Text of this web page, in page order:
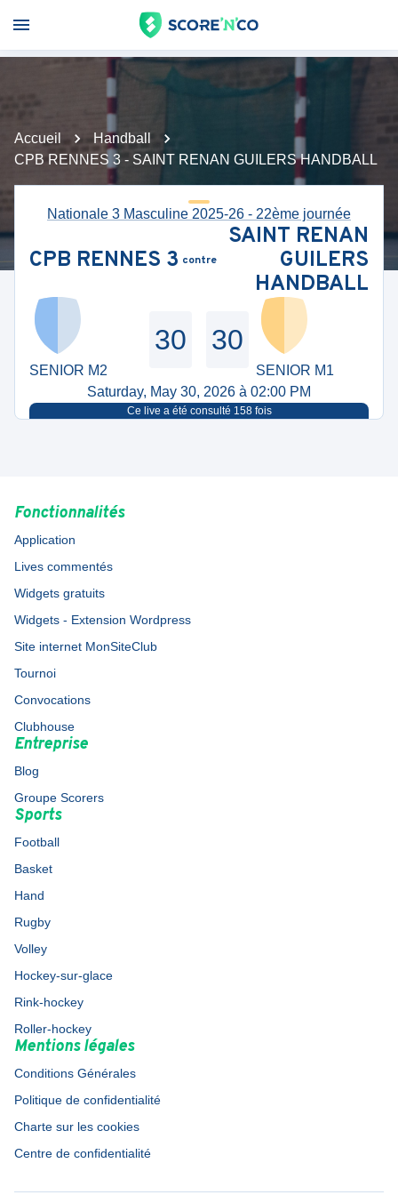
Accueil
Handball
CPB RENNES 3 - SAINT RENAN GUILERS HANDBALL
Nationale 3 Masculine 2025-26 - 22ème journée
CPB RENNES 3 contre
SAINT RENAN
GUILERS
HANDBALL
SENIOR M2
30 30
SENIOR M1
Saturday, May 30, 2026 à 02:00 PM
Ce live a été consulté 158fois
Fonctionnalités
Application
Lives commentés
Widgets gratuits
Widgets - Extension Wordpress
Site internet MonSiteClub
Tournoi
Convocations
Clubhouse
Entreprise
Blog
Groupe Scorers
Sports
Football
Basket
Hand
Rugby
Volley
Hockey-sur-glace
Rink-hockey
Roller-hockey
Mentions légales
Conditions Générales
Politique de confidentialité
Charte sur les cookies
Centre de confidentialité